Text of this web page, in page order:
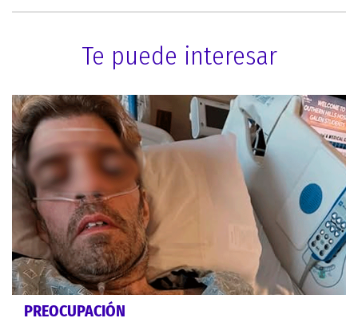
Te puede interesar
PREOCUPACIÓN